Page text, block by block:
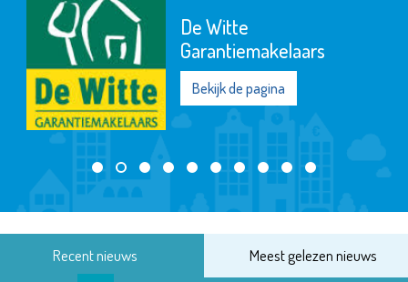
De Witte
Garantiemakelaars
Bekijk de pagina
Recent nieuws Meest gelezen nieuws